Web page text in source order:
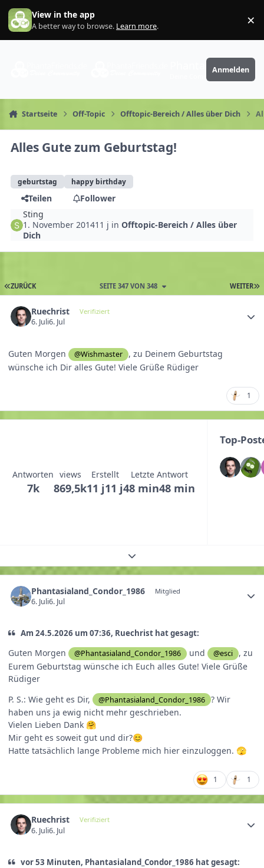
Zum Inhalt springen
View in the app
A better way to browse. Learn more. ×
PhantaFriends.de
Anmelden
Startseite Off-Topic Offtopic-Bereich / Alles über Dich
Alles Gute zum Geburtstag!
geburtstag happy birthday
Teilen
Follower
Sting
1. November 201411 j inOfftopic-Bereich / Alles über
Dich
ZURÜCK WEITER
SEITE 347 VON 348
Ruechrist Verifiziert
6. Juli6. Jul
Guten Morgen @Wishmaster
, zu Deinem Geburtstag
wünsche ich Dir alles Gute! Viele Grüße Rüdiger
1
Antworten
7k
views
869,5k
Erstellt
11 j11 j
Letzte Antwort
48 min48 min
Top-
Themenübersicht erweitern
Phantasialand_Condor_1986 Mitglied
6. Juli6. Jul
Am 24.5.2026 um 07:36, Ruechrist hat gesagt:
Guten Morgen @Phantasialand_Condor_1986 und @esci
, zu
Eurem Geburtstag wünsche ich Euch alles Gute! Viele Grüße
Rüdiger
P. S.: Wie geht es Dir,
@Phantasialand_Condor_1986 ? Wir
haben uns ja ewig nicht mehr geschrieben.
Vielen Lieben Dank 🤗
Mir geht es soweit gut und dir?😊
Hatte tatsächlich lange Probleme mich hier einzuloggen. 🫣
1 1
Ruechrist Verifiziert
6. Juli6. Jul
vor 53 Minuten, Phantasialand_Condor_1986 hat gesagt: